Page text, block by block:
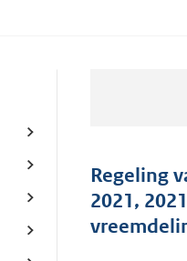
Regeling
2021,